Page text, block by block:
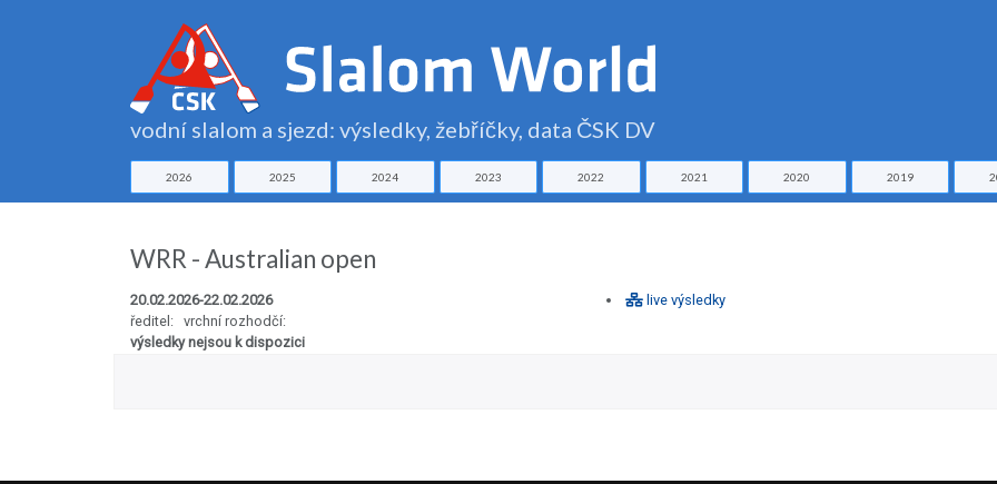
vodní slalom a sjezd: výsledky, žebříčky, data ČSK DV
2026 2025 2024 2023 2022 2021 2020 2019
WRR - Australian open
20.02.2026-22.02.2026
ředitel: vrchní rozhodčí:
výsledky nejsou k dispozici
live výsledky